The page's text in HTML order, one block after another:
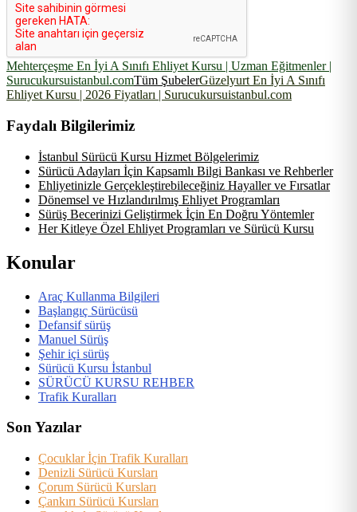
Mehterçeşme En İyi A Sınıfı Ehliyet Kursu | Uzman Eğitmenler |
Surucukursuistanbul.comTüm ŞubelerGüzelyurt En İyi A Sınıfı
Ehliyet Kursu | 2026 Fiyatları | Surucukursuistanbul.com
Faydalı Bilgilerimiz
İstanbul Sürücü Kursu Hizmet Bölgelerimiz
Sürücü Adayları İçin Kapsamlı Bilgi Bankası ve Rehberler
Ehliyetinizle Gerçekleştirebileceğiniz Hayaller ve Fırsatlar
Dönemsel ve Hızlandırılmış Ehliyet Programları
Sürüş Becerinizi Geliştirmek İçin En Doğru Yöntemler
Her Kitleye Özel Ehliyet Programları ve Sürücü Kursu
Konular
Araç Kullanma Bilgileri
Başlangıç Sürücüsü
Defansif sürüş
Manuel Sürüş
Şehir içi sürüş
Sürücü Kursu İstanbul
SÜRÜCÜ KURSU REHBER
Trafik Kuralları
Son Yazılar
Çocuklar İçin Trafik Kuralları
Denizli Sürücü Kursları
Çorum Sürücü Kursları
Çankırı Sürücü Kursları